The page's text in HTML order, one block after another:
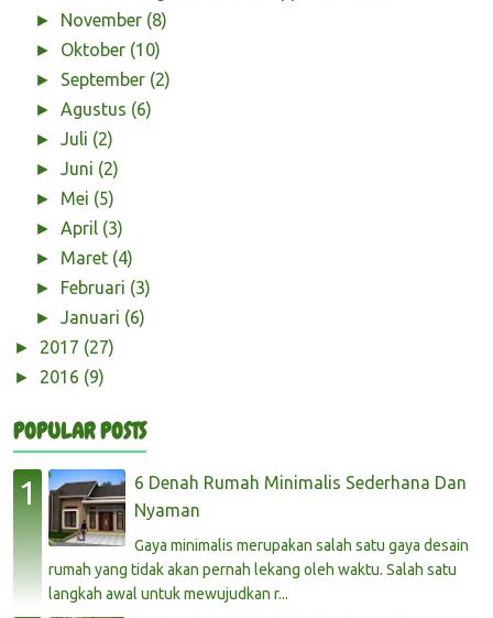
► November (8)
► Oktober (10)
► September (2)
►Agustus (6)
► Juli (2)
► Juni (2)
► Mei (5)
►April (3)
► Maret (4)
► Februari (3)
► Januari (6)
► 2017 (27)
► 2016 (9)
POPULAR POSTS
6 Denah Rumah Minimalis Sederhana Dan
Nyaman
Gaya minimalis merupakan salah satu gaya desain
rumah yang tidak akan pernah lekang oleh waktu. Salah satu
langkah awal untuk mewujudkan r...